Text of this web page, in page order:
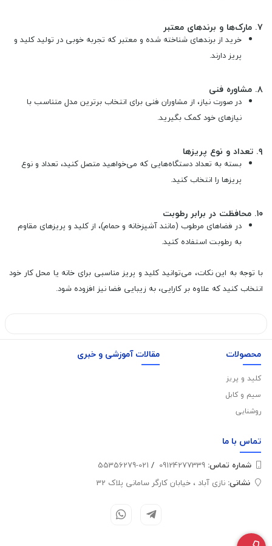
۷. مارک‌ها و برندهای معتبر
خرید از برندهای شناخته شده و معتبر که تجربه خوبی در تولید کلید و
پریز دارند.
۸. مشاوره فنی
در صورت نیاز، از مشاوران فنی برای انتخاب برترین مدل متناسب با
نیازهای خود کمک بگیرید.
۹. تعداد و نوع پریزها
بسته به تعداد دستگاه‌هایی که می‌خواهید متصل کنید، تعداد و نوع
پریزها را انتخاب کنید.
۱۰. محافظت در برابر رطوبت
در فضاهای مرطوب (مانند آشپزخانه و حمام)، از کلید و پریزهای مقاوم
به رطوبت استفاده کنید.
با توجه به این نکات، می‌توانید کلید و پریز مناسبی برای خانه یا محل کار خود
انتخاب کنید که علاوه بر کارایی، به زیبایی فضا نیز افزوده شود.
محصولات
کلید و پریز
سیم و کابل
روشنایی
مقالات آموزشی و خبری
تماس با ما
شماره تماس‌: /
021-55356279
نشانی: نازی آباد ، خیابان کارگر سامانی پلاک 32